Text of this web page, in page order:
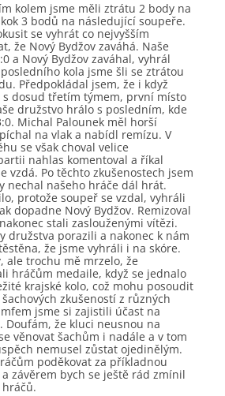
kolem jsme měli ztrátu 2 body na
3 bodů na následující soupeře.
se vyhrát co nejvyšším
že Nový Bydžov zaváhá. Naše
a Nový Bydžov zaváhal, vyhrál
posledního kola jsme šli se ztrátou
Předpokládal jsem, že i když
s dosud třetím týmem, první místo
družstvo hrálo s posledním, kde
Michal Palounek měl horší
na vlak a nabídl remízu. V
se však choval velice
nahlas komentoval a říkal
vzdá. Po těchto zkušenostech jsem
nechal našeho hráče dál hrát.
protože soupeř se vzdal, vyhráli
dopadne Nový Bydžov. Remizoval
stali zaslouženými vítězi.
družstva porazili a nakonec k nám
že jsme vyhráli i na skóre.
ale trochu mě mrzelo, že
hráčům medaile, když se jednalo
krajské kolo, což mohu posoudit
zkušeností z různých
jsme si zajistili účast na
Doufám, že kluci neusnou na
věnovat šachům i nadále a v tom
nemusel zůstat ojedinělým.
poděkovat za příkladnou
závěrem bych se ještě rád zmínil